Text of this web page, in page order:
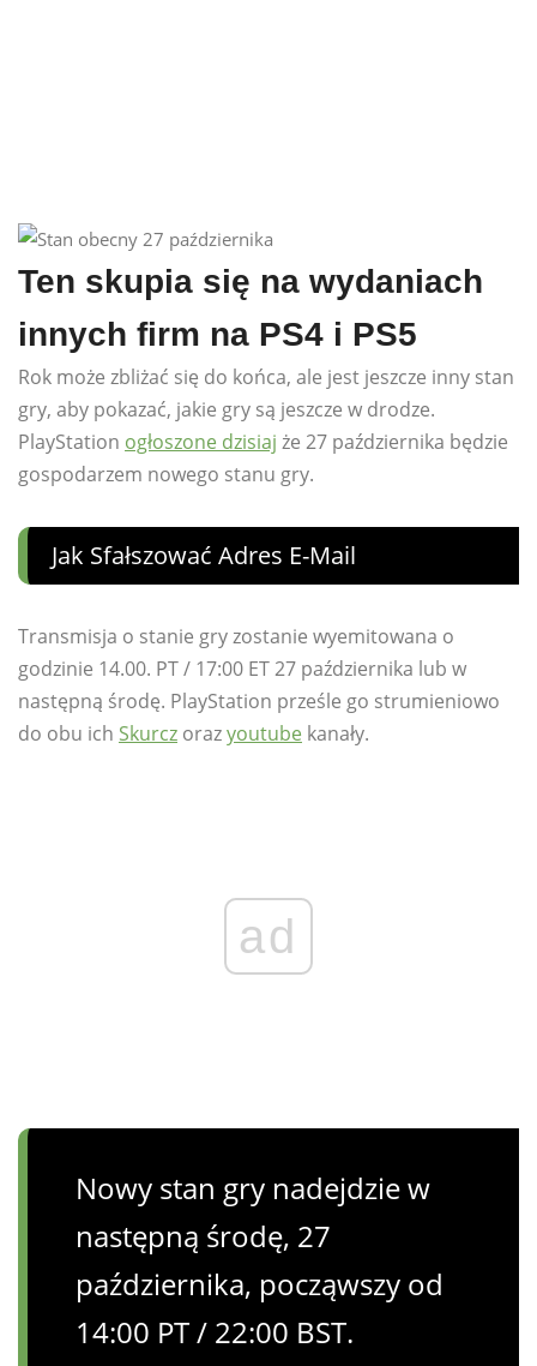
Ten skupia się na wydaniach
innych firm na PS4 i PS5
Rok może zbliżać się do końca, ale jest jeszcze inny stan
gry, aby pokazać, jakie gry są jeszcze w drodze.
PlayStation ogłoszone dzisiaj że 27 października będzie
gospodarzem nowego stanu gry.
Jak Sfałszować Adres E-Mail
Transmisja o stanie gry zostanie wyemitowana o
godzinie 14.00. PT / 17:00 ET 27 października lub w
następną środę. PlayStation prześle go strumieniowo
do obu ich Skurcz orazyoutube kanały.
ad
Nowy stan gry nadejdzie w
następną środę, 27
października, począwszy od
14:00 PT / 22:00 BST.